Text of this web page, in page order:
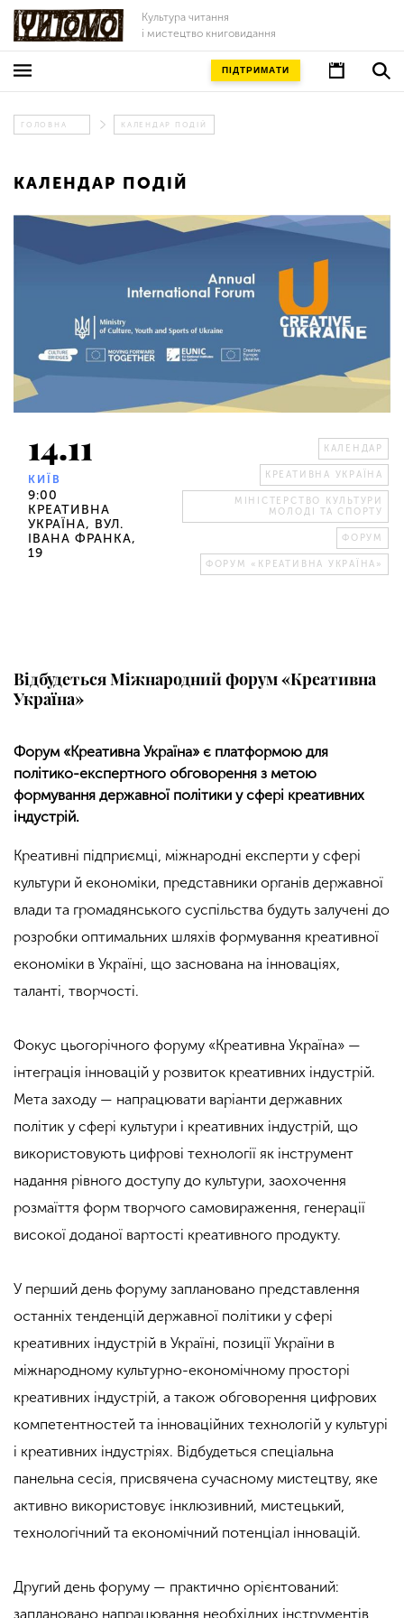
Культура читання
і мистецтво книговидання
ПІДТРИМАТИ
ГОЛОВНА КАЛЕНДАР ПОДІЙ
КАЛЕНДАР ПОДІЙ
14.11
КИЇВ
9:00
КРЕАТИВНА
УКРАЇНА, ВУЛ.
ІВАНА ФРАНКА,
19
КАЛЕНДАР
КРЕАТИВНА УКРАЇНА
МІНІСТЕРСТВО КУЛЬТУРИ
МОЛОДІ ТА СПОРТУ
ФОРУМ
ФОРУМ «КРЕАТИВНА УКРАЇНА»
Відбудеться Міжнародний форум «Креативна
Україна»
Форум «Креативна Україна» є платформою для
політико-експертного обговорення з метою
формування державної політики у сфері креативних
індустрій.
Креативні підприємці, міжнародні експерти у сфері
культури й економіки, представники органів державної
влади та громадянського суспільства будуть залучені до
розробки оптимальних шляхів формування креативної
економіки в Україні, що заснована на інноваціях,
таланті, творчості.
Фокус цьогорічного форуму «Креативна Україна» —
інтеграція інновацій у розвиток креативних індустрій.
Мета заходу — напрацювати варіанти державних
політик у сфері культури і креативних індустрій, що
використовують цифрові технології як інструмент
надання рівного доступу до культури, заохочення
розмаїття форм творчого самовираження, генерації
високої доданої вартості креативного продукту.
У перший день форуму заплановано представлення
останніх тенденцій державної політики у сфері
креативних індустрій в Україні, позиції України в
міжнародному культурно-економічному просторі
креативних індустрій, а також обговорення цифрових
компетентностей та інноваційних технологій у культурі
і креативних індустріях. Відбудеться спеціальна
панельна сесія, присвячена сучасному мистецтву, яке
активно використовує інклюзивний, мистецький,
технологічний та економічний потенціал інновацій.
Другий день форуму — практично орієнтований:
заплановано напрацювання необхідних інструментів